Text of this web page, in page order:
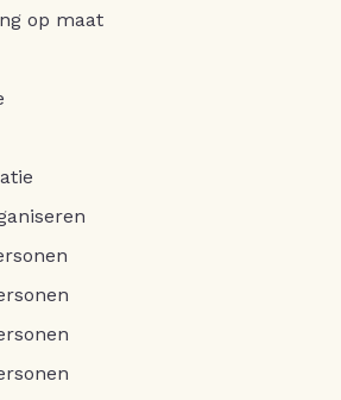
op maat